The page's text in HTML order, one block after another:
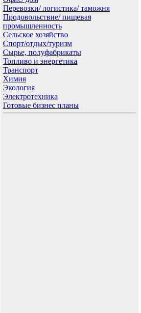
Перевозки/ логистика/ таможня
Продовольствие/ пищевая
промышленность
Сельское хозяйство
Спорт/отдых/туризм
Сырье, полуфабрикаты
Топливо и энергетика
Транспорт
Химия
Экология
Электротехника
Готовые бизнес планы